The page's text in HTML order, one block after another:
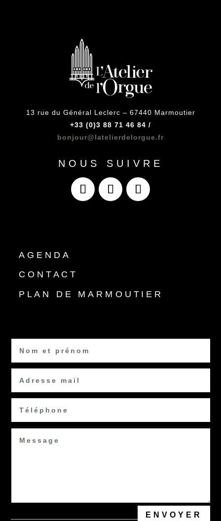
13 rue du Général Leclerc – 67440 Marmoutier
+33 (0)3 88 71 46 84 /
bonjour@latelierdelorgue.fr
NOUS SUIVRE
AGENDA
CONTACT
PLAN DE MARMOUTIER
ENVOYER